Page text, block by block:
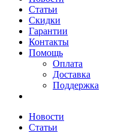
Статьи
Скидки
Гарантии
Контакты
Помощь
Оплата
Доставка
Поддержка
Новости
Статьи